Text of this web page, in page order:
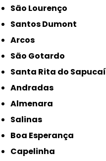
São Lourenço
Santos Dumont
Arcos
São Gotardo
Santa Rita do Sapucaí
Andradas
Almenara
Salinas
Boa Esperança
Capelinha